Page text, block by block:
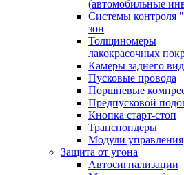
(автомобильные
Системы контроля
зон
Толщиномеры
лакокрасочных
Камеры заднего
Пусковые провода
Поршневые
Предпусковой
Кнопка старт-стоп
Транспондеры
Модули управления
Защита от угона
Автосигнализации